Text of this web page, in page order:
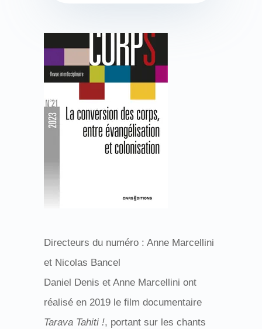
Directeurs du numéro : Anne Marcellini
et Nicolas Bancel
Daniel Denis et Anne Marcellini ont
réalisé en 2019 le film documentaire
Tarava Tahiti !, portant sur les chants